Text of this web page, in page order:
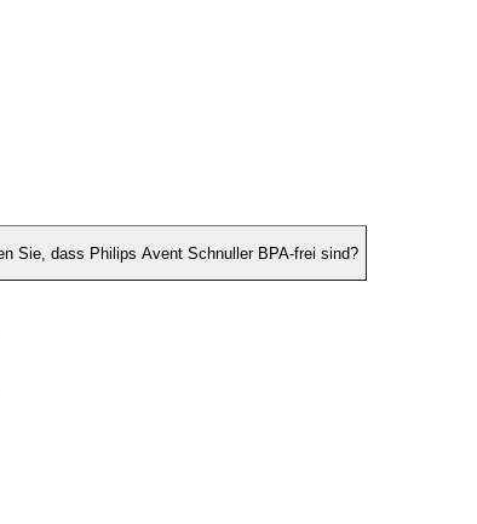
Sie, dass Philips Avent Schnuller BPA-frei sind?